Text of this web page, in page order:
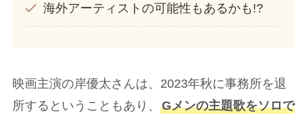
海外アーティストの可能性もあるかも!?
映画主演の岸優太さんは、2023年秋に事務所を退
所するということもあり、 Gメンの主題歌をソロで